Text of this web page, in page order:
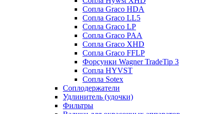
Сопла Graco HDA
Сопла Graco LL5
Сопла Graco LP
Сопла Graco PAA
Сопла Graco XHD
Сопла Graco FFLP
Форсунки Wagner TradeTip 3
Сопла HYVST
Сопла Sotex
Соплодержатели
Удлинитель (удочки)
Фильтры